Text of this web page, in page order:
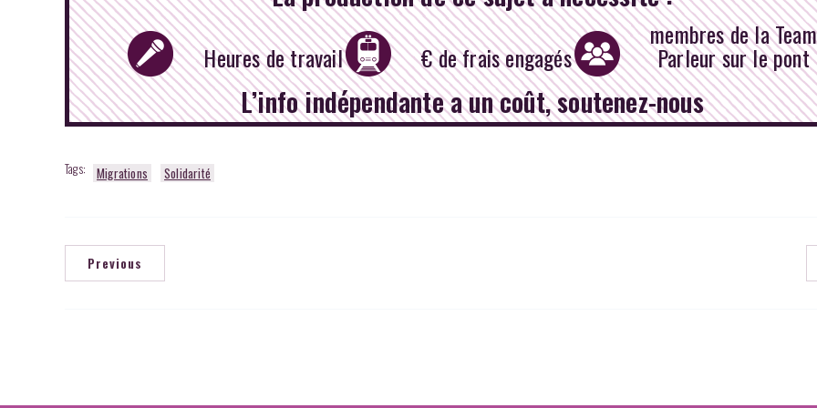
Heures de travail € de frais engagés
membres de la Team
Parleur sur le pont
L’info indépendante a un coût, soutenez-nous
Tags: Migrations Solidarité
Previous